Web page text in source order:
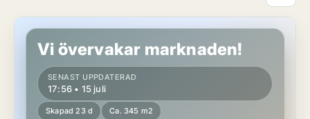
Butikslokal i Sofielund
Vi övervakar marknaden!
SENAST UPPDATERAD
17:56 • 15 juli
Skapad 23 d Ca. 345 m2